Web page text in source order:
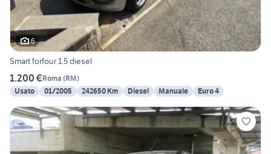
6
Smart forfour 1.5 diesel
1.200 €Roma (RM)
Usato
01/2005 242650 Km Diesel Manuale Euro 4